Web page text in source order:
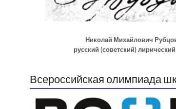
Николай Михайлович
русский (советский)
Всероссийская олимпиада